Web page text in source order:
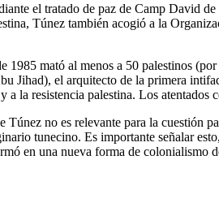
el tratado de paz de Camp David
Túnez también acogió a la
1985 mató al menos a 50 palestinos
Jihad), el arquitecto de la primera
la resistencia palestina. Los
no es relevante para la
tunecino. Es importante señalar
en una nueva forma de colonialismo